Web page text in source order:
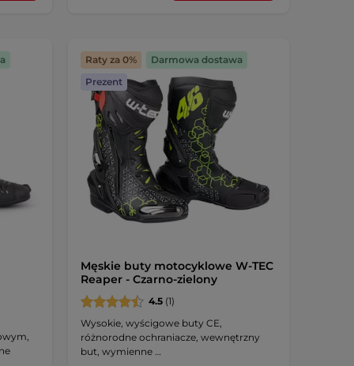
Raty za 0%
Darmowa dostawa
Prezent
Męskie buty motocyklowe W-TEC
Reaper - Czarno-zielony
4.5(1)
Wysokie, wyścigowe buty CE,
różnorodne ochraniacze, wewnętrzny
but, wymienne …